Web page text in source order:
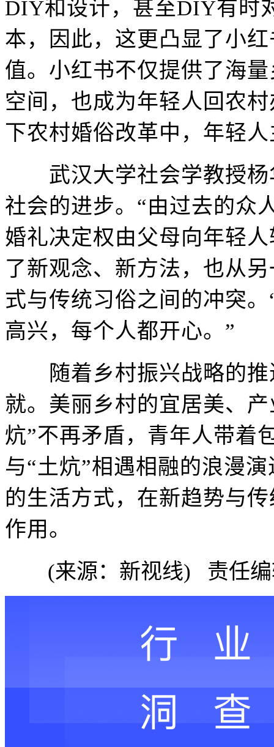
DIY和设计，甚至DIY有时
本，因此，这更凸显了小
值。小红书不仅提供了海
空间，也成为年轻人回农
下农村婚俗改革中，年轻
武汉大学社会学教授杨
社会的进步。“由过去的众
婚礼决定权由父母向年轻
了新观念、新方法，也从
式与传统习俗之间的冲突
高兴，每个人都开心。”
随着乡村振兴战略的推
就。美丽乡村的宜居美、
炕”不再矛盾，青年人带着
与“土炕”相遇相融的浪漫
的生活方式，在新趋势与
作用。
(来源：新视线) 责任